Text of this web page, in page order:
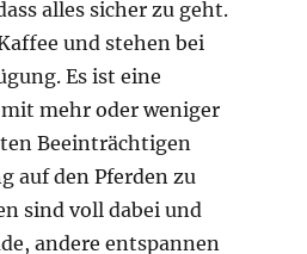
alles sicher zu geht.
und stehen bei
Es ist eine
mehr oder weniger
Beeinträchtigen
auf den Pferden zu
sind voll dabei und
andere entspannen